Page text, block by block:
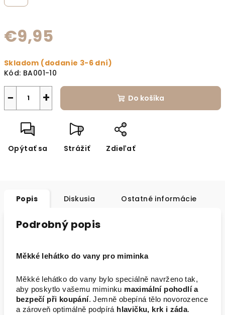
€9,95
Skladom (dodanie 3-6 dní)
Kód: BA001-10
+
− Do košíka
Opýtať sa Strážiť Zdieľať
Popis Diskusia Ostatné informácie
Podrobný popis
Měkké lehátko do vany pro miminka
Měkké lehátko do vany bylo speciálně navrženo tak,
aby poskytlo vašemu miminku maximální pohodlí a
bezpečí při koupání. Jemně obepíná tělo novorozence
a zároveň optimálně podpírá hlavičku, krk i záda.